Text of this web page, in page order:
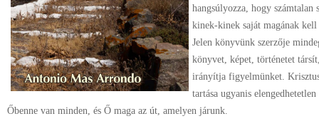
hangsúlyozza, hogy számtalan
kinek-kinek saját magának
Jelen könyvünk szerzője
könyvet, képet, történetet
irányítja figyelmünket.
tartása ugyanis
Őbenne van minden, és Ő maga az út, amelyen járunk.